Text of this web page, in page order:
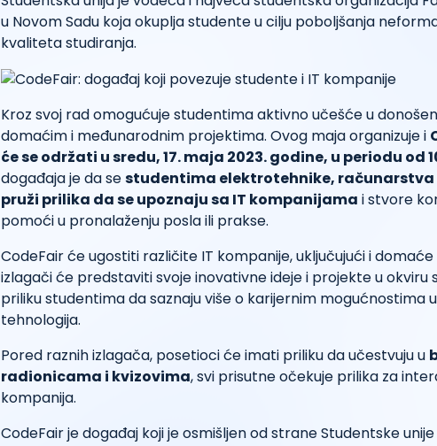
u Novom Sadu koja okuplja studente u cilju poboljšanja
kvaliteta studiranja.
Kroz svoj rad omogućuje studentima aktivno učešće u
domaćim i međunarodnim projektima. Ovog maja organizuje i
će se održati u sredu, 17. maja 2023. godine, u periodu od
događaja je da sestudentima elektrotehnike, računarstva
pruži prilika da se upoznaju sa IT kompanijama i stvore
pomoći u pronalaženju posla ili prakse.
CodeFair će ugostiti različite IT kompanije, uključujući i
izlagači će predstaviti svoje inovativne ideje i projekte u okviru
priliku studentima da saznaju više o karijernim mogućnostima
tehnologija.
Pored raznih izlagača, posetioci će imati priliku da učestvuju u
radionicama i kvizovima, svi prisutne očekuje prilika za
kompanija.
CodeFair je događaj koji je osmišljen od strane Studentske